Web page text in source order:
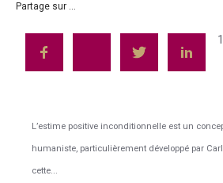
Partage sur ...
L’estime positive inconditionnelle est un
humaniste, particulièrement développé par
cette...